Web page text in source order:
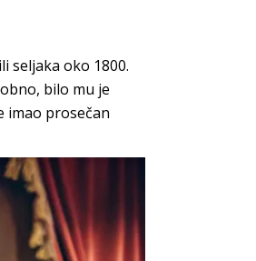
seljaka oko 1800.
bilo mu je
imao prosečan